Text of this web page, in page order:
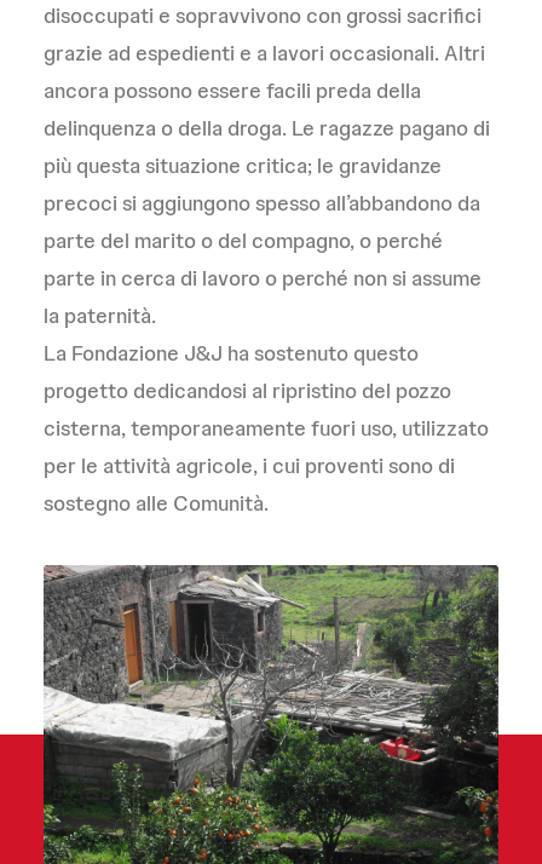
disoccupati e sopravvivono con grossi sacrifici
grazie ad espedienti e a lavori occasionali. Altri
ancora possono essere facili preda della
delinquenza o della droga. Le ragazze pagano di
più questa situazione critica; le gravidanze
precoci si aggiungono spesso all’abbandono da
parte del marito o del compagno, o perché
parte in cerca di lavoro o perché non si assume
la paternità.
La Fondazione J&J ha sostenuto questo
progetto dedicandosi al ripristino del pozzo
cisterna, temporaneamente fuori uso, utilizzato
per le attività agricole, i cui proventi sono di
sostegno alle Comunità.